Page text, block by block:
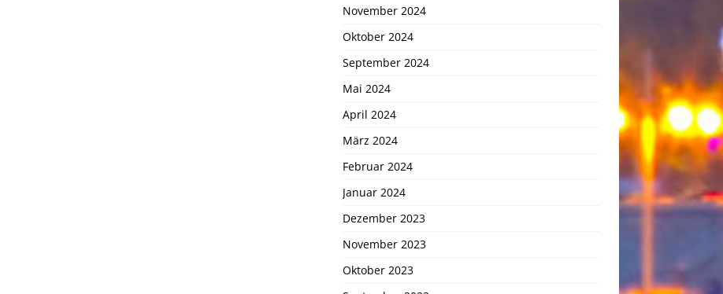
November 2024
Oktober 2024
September 2024
Mai 2024
April 2024
März 2024
Februar 2024
Januar 2024
Dezember 2023
November 2023
Oktober 2023